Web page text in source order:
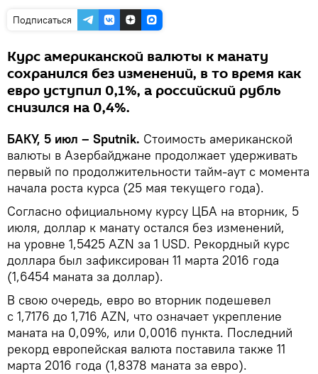
Подписаться
Курс американской валюты к манату
сохранился без изменений, в то время как
евро уступил 0,1%, а российский рубль
снизился на 0,4%.
БАКУ, 5 июл – Sputnik. Стоимость американской
валюты в Азербайджане продолжает удерживать
первый по продолжительности тайм-аут с момента
начала роста курса (25 мая текущего года).
Согласно официальному курсу ЦБА на вторник, 5
июля, доллар к манату остался без изменений,
на уровне 1,5425 AZN за 1 USD. Рекордный курс
доллара был зафиксирован 11 марта 2016 года
(1,6454 маната за доллар).
В свою очередь, евро во вторник подешевел
с 1,7176 до 1,716 AZN, что означает укрепление
маната на 0,09%, или 0,0016 пункта. Последний
рекорд европейская валюта поставила также 11
марта 2016 года (1,8378 маната за евро).